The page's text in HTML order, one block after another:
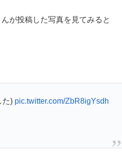
んが投稿した写真を見てみると
た) pic.twitter.com/ZbR8igYsdh